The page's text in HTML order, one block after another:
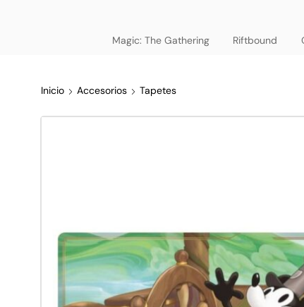
Magic: The Gathering Riftbound
Inicio Accesorios Tapetes